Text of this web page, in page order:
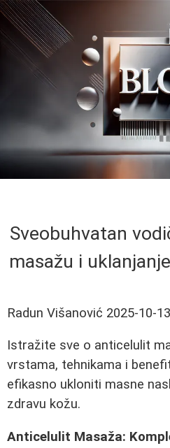
Sveobuhvatan
masažu i
Radun Višanović 2025-10-13
Istražite sve o anticelulit
vrstama, tehnikama i
efikasno ukloniti masne
zdravu kožu.
Anticelulit Masaža: